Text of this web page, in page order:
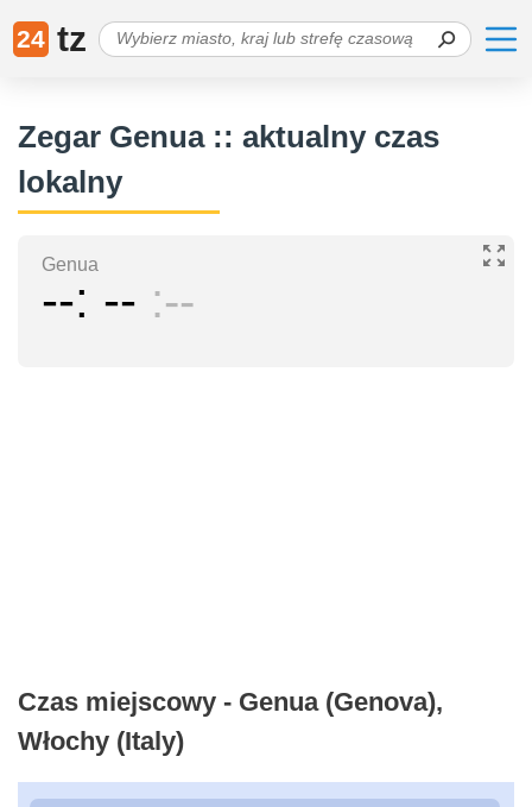
24 tz
Zegar Genua :: aktualny czas
lokalny
Genua
-- -- --
Czas miejscowy - Genua (Genova),
Włochy (Italy)